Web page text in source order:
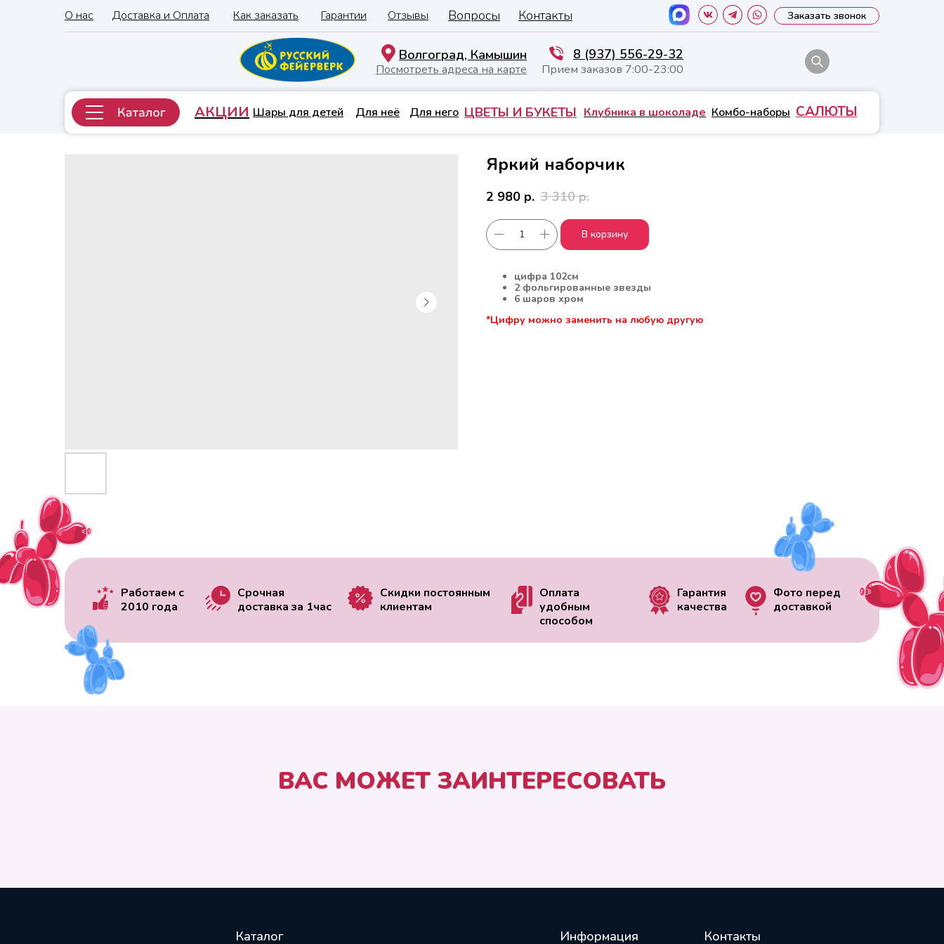
О нас Доставка и Оплата Как заказать Гарантии Отзывы Вопросы
8 (937) 556-29-32
Прием заказов 7:00-23:00
Заказать звонок
Волгоград, Камышин
АКЦИИ Шары для детей Для неё ЦВЕТЫ И БУКЕТЫ Клубника в шоколаде Комбо-наборы
Для него САЛЮТЫ
Контакты
Посмотреть адреса на карте
Яркий наборчик
2 980 р. 3 310 р.
В корзину
цифра 102см
2 фольгированные звезды
6 шаров хром
*Цифру можно заменить на любую другую
Работаем с
2010 года
Срочная
доставка за 1час
Скидки постоянным
клиентам
Оплата
удобным
способом
Гарантия
качества
Фото перед
доставкой
ВАС МОЖЕТ ЗАИНТЕРЕСОВАТЬ
Каталог Информация Контакты